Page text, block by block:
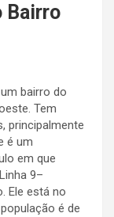
Bairro
bairro do
Tem
principalmente
é um
em que
9–
Ele está no
é de